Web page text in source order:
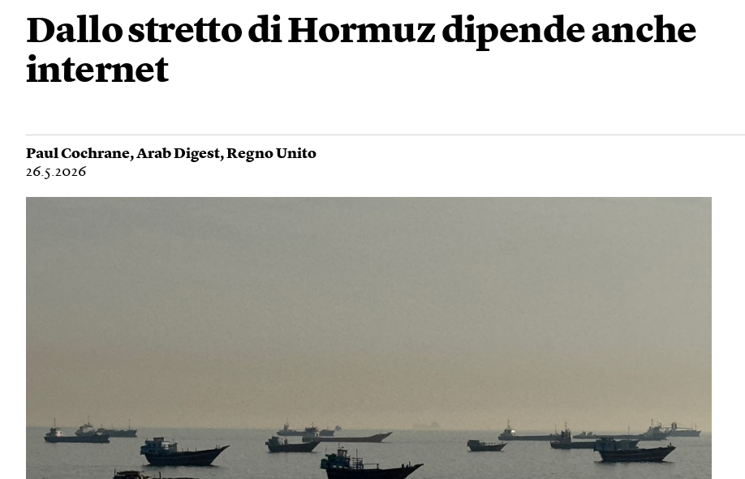
Dallo stretto di Hormuz dipende anche
internet
Paul Cochrane,Arab Digest,Regno Unito
26.5.2026